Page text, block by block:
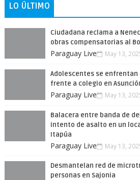
LO ÚLTIMO
Ciudadana reclama a
obras compensatorias al
Paraguay Live May 13,
Adolescentes se enfrentan
frente a colegio en
Paraguay Live May 13,
Balacera entre banda de
intento de asalto en un
Itapúa
Paraguay Live May 13,
Desmantelan red de
personas en Sajonia